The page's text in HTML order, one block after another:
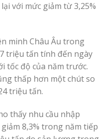
với mức giảm từ 3,25%
minh Châu Âu trong
triệu tấn tính đến ngày
tốc độ của năm trước.
thấp hơn một chút so
triệu tấn.
thấy nhu cầu nhập
8,3% trong năm tiếp